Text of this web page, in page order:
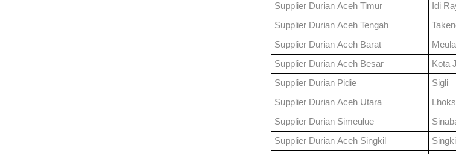
Supplier Durian Aceh Timur
Idi
Supplier Durian Aceh Tengah
Supplier Durian Aceh Barat
Supplier Durian Aceh Besar
Kota
Supplier Durian Pidie
Sigli
Supplier Durian Aceh Utara
Supplier Durian Simeulue
Supplier Durian Aceh Singkil
Singkil